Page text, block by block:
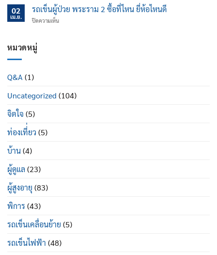
ไหน
นอน
นอน
ช่วย
ป้องกัน
ข้อ
บ้าง
02
เม.ย.
รถเข็นผู้ป่วย พระราม 2 ซื้อที่ไหน ยี่ห้อไหนดี
ปิดความเห็นบน
ยี่ห้อ
หมวดหมู่
Q&A (1)
Uncategorized (104)
จิตใจ (5)
ท่องเที่่ยว (5)
บ้าน(4)
ผู้ดูแล (23)
ผู้สูงอายุ (83)
พิการ (43)
รถเข็นเคลื่อนย้าย (5)
รถเข็นไฟฟ้า (48)